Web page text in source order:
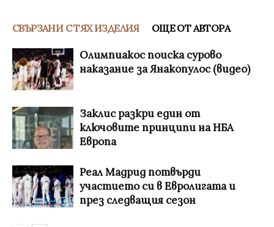
СВЪРЗАНИ С ТЯХ ИЗДЕЛИЯ ОЩЕ ОТ АВТОРА
Олимпиакос поиска сурово
наказание за Янакопулос (видео)
Заклис разкри един от
ключовите принципи на НБА
Европа
Реал Мадрид потвърди
участието си в Евролигата и
през следващия сезон